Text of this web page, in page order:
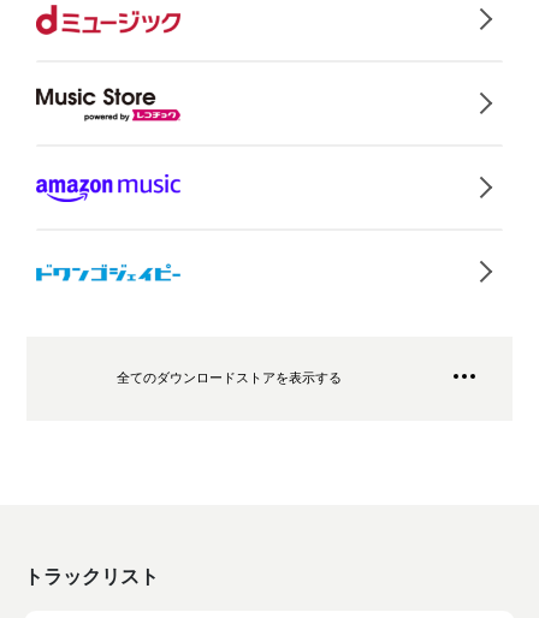
全てのダウンロードストアを表示する
トラックリスト